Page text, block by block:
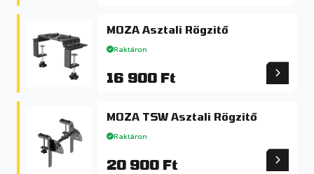
MOZA Asztali Rögzitő
Raktáron
16 900 Ft
MOZA TSW Asztali Rögzitő
Raktáron
20 900 Ft